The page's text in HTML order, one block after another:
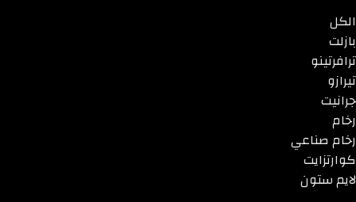
الكل
بازلت
ترافرتينو
تيرازو
جرانيت
رخام
رخام صناعي
كوارتزايت
لايم ستون